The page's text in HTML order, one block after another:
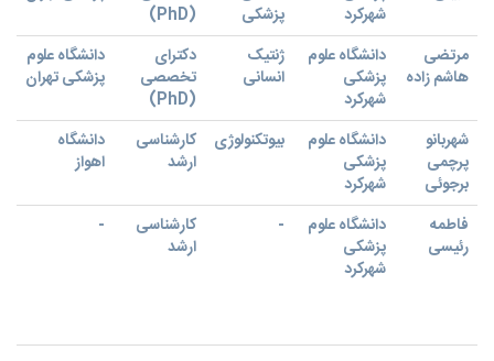
شهرکرد
پزشکی
(PhD)
مرتضی
هاشم زاده
دانشگاه علوم
پزشکی
شهرکرد
ژنتیک
انسانی
دکترای
تخصصی
(PhD)
دانشگاه علوم
پزشکی تهران
شهربانو
پرچمی
برجوئی
دانشگاه علوم
پزشکی
شهرکرد
بیوتکنولوژی
کارشناسی
ارشد
دانشگاه
اهواز
فاطمه
رئیسی
دانشگاه علوم
پزشکی
شهرکرد
-
کارشناسی
ارشد
-